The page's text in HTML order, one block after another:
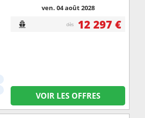
ven. 04 août 2028
dès 12 297 €
VOIR LES OFFRES